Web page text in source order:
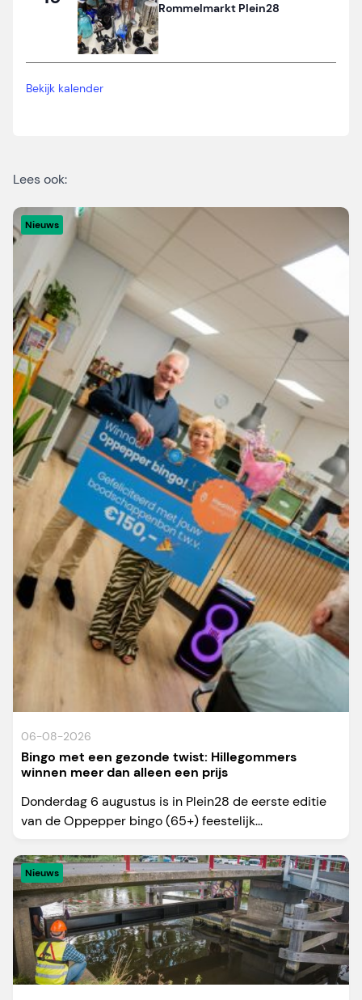
Rommelmarkt Plein28
Bekijk kalender
Lees ook:
Nieuws
06-08-2026
Bingo met een gezonde twist: Hillegommers
winnen meer dan alleen een prijs
Donderdag 6 augustus is in Plein28 de eerste editie
van de Oppepper bingo (65+) feestelijk...
Nieuws